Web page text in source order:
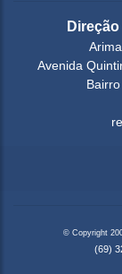
Avenida
© Copyright
(69)